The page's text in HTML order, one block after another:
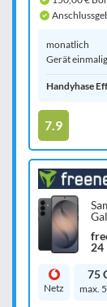
monatlich
Gerät einmalig
Handyhase
7.9
24
Netz
75
max.